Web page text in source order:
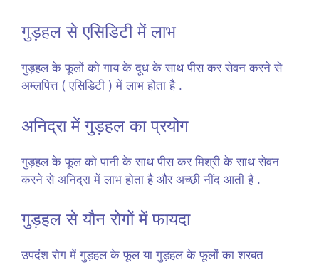
गुड़हल से एसिडिटी में लाभ
गुड़हल के फूलों को गाय के दूध के साथ पीस कर सेवन करने से
अम्लपित्त ( एसिडिटी ) में लाभ होता है .
अनिद्रा में गुड़हल का प्रयोग
गुड़हल के फूल को पानी के साथ पीस कर मिश्री के साथ सेवन
करने से अनिद्रा में लाभ होता है और अच्छी नींद आती है .
गुड़हल से यौन रोगों में फायदा
उपदंश रोग में गुड़हल के फूल या गुड़हल के फूलों का शरबत